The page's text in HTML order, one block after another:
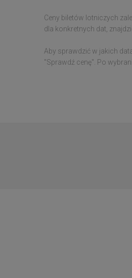
Ceny biletów lotniczych
dla konkretnych dat,
Aby sprawdzić w jakich
"Sprawdź cenę". Po